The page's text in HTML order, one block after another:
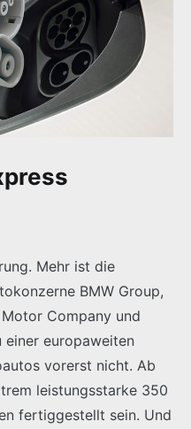
Mehr ist die
BMW Group,
Company und
einer europaweiten
vorerst nicht. Ab
leistungsstarke 350
fertiggestellt sein. Und